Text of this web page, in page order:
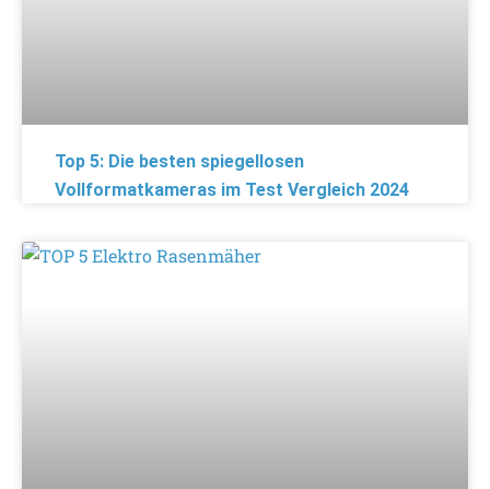
Top 5: Die besten spiegellosen
Vollformatkameras im Test Vergleich 2024